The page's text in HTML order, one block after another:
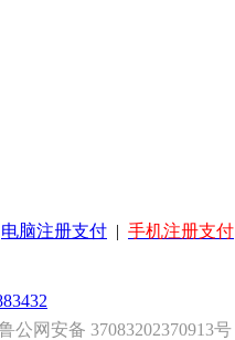
电脑注册支付 | 手机注册支付
公网安备 37083202370913号